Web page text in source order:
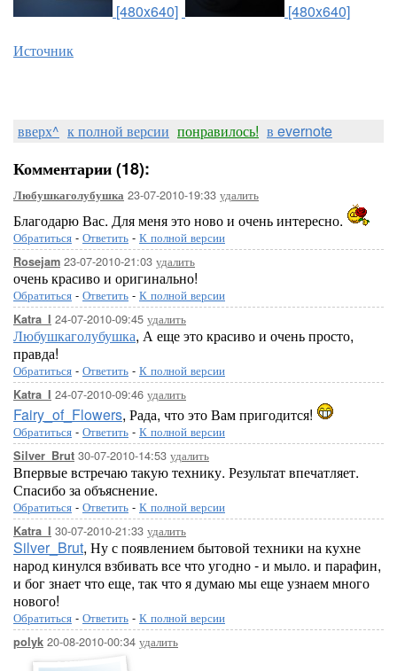
[480x640]
[480x640]
Источник
вверх^ к полной версии понравилось! в evernote
Комментарии (18):
Любушкаголубушка 23-07-2010-19:33 удалить
Благодарю Вас. Для меня это ново и очень интересно.
Обратиться - Ответить - К полной версии
Rosejam 23-07-2010-21:03 удалить
очень красиво и оригинально!
Обратиться - Ответить - К полной версии
Katra_I 24-07-2010-09:45 удалить
Любушкаголубушка, А еще это красиво и очень просто,
правда!
Обратиться - Ответить - К полной версии
Katra_I 24-07-2010-09:46 удалить
Fairy_of_Flowers, Рада, что это Вам пригодится!
Обратиться - Ответить - К полной версии
Silver_Brut 30-07-2010-14:53 удалить
Впервые встречаю такую технику. Результат впечатляет.
Спасибо за объяснение.
Обратиться - Ответить - К полной версии
Katra_I 30-07-2010-21:33 удалить
Silver_Brut, Ну с появлением бытовой техники на кухне
народ кинулся взбивать все что угодно - и мыло. и парафин,
и бог знает что еще, так что я думаю мы еще узнаем много
нового!
Обратиться - Ответить - К полной версии
polyk 20-08-2010-00:34 удалить